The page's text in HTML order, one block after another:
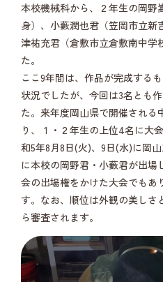
本校機械科から、２年生の岡野
身）、小藪潤也君（笠岡市立新
津祐充君（倉敷市立倉敷南中学
た。
ここ9年間は、作品が完成する
状況でしたが、今回は3名とも
た。来年度岡山県で開催される
り、１・２年生の上位4名に大
和5年8月8日(火)、9日(水)に岡
に本校の岡野君・小藪君が出
会の出場権をかけた大会でもあ
す。なお、順位は外観の美しさ
ら審査されます。